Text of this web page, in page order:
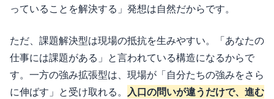
っていることを解決する」発想は自然だからです。
ただ、課題解決型は現場の抵抗を生みやすい。「あなたの
仕事には課題がある」と言われている構造になるからで
す。一方の強み拡張型は、現場が「自分たちの強みをさら
に伸ばす」と受け取れる。 入口の問いが違うだけで、進む